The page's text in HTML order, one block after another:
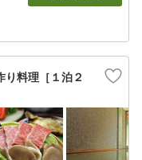
り料理［１泊２